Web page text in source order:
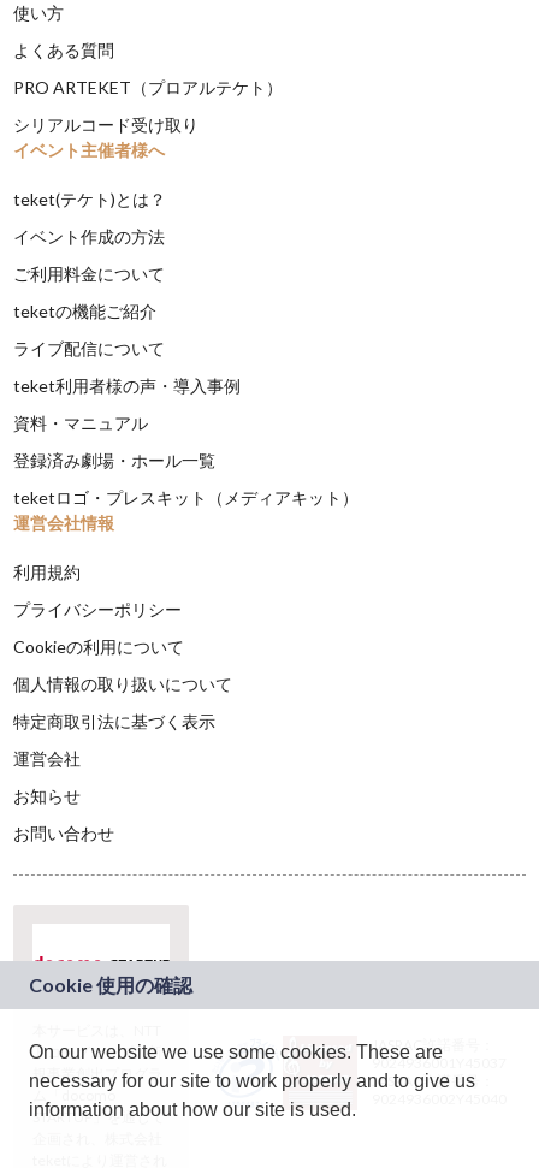
使い方
よくある質問
PRO ARTEKET（プロアルテケト）
シリアルコード受け取り
イベント主催者様へ
teket(テケト)とは？
イベント作成の方法
ご利用料金について
teketの機能ご紹介
ライブ配信について
teket利用者様の声・導入事例
資料・マニュアル
登録済み劇場・ホール一覧
teketロゴ・プレスキット（メディアキット）
運営会社情報
利用規約
プライバシーポリシー
Cookieの利用について
個人情報の取り扱いについて
特定商取引法に基づく表示
運営会社
お知らせ
お問い合わせ
ドコモグループの新
規事業創出プログラ
ム「docomo
STARTUP」を通じて
JASRAC許諾番号：
9024936001Y45037
JASRAC許諾番号：
On our website we use some cookies. These are
necessary for our site to work properly and to give us
information about how our site is used.